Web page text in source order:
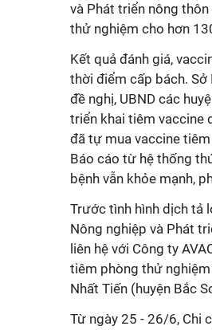
và Phát triển nông
thử nghiệm cho hơn
Kết quả đánh giá,
thời điểm cấp bách. Sở
đề nghị, UBND các
triển khai tiêm vaccine
đã tự mua vaccine
Báo cáo từ hệ thống
bệnh vẫn khỏe mạnh,
Trước tình hình dịch tả
Nông nghiệp và Phát
liên hệ với Công ty
tiêm phòng thử nghiệm
Nhất Tiến (huyện Bắc
Từ ngày 25 - 26/6, Chi